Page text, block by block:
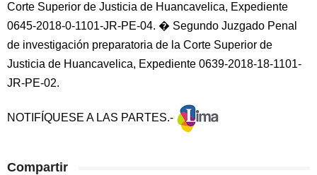
Corte Superior de Justicia de Huancavelica, Expediente
0645-2018-0-1101-JR-PE-04. � Segundo Juzgado Penal
de investigación preparatoria de la Corte Superior de
Justicia de Huancavelica, Expediente 0639-2018-18-1101-
JR-PE-02.
NOTIFÍQUESE A LAS PARTES.-
Compartir